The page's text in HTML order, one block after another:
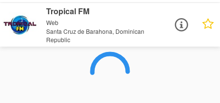
Tropical FM
Web
Santa Cruz de Barahona, Dominican
Republic